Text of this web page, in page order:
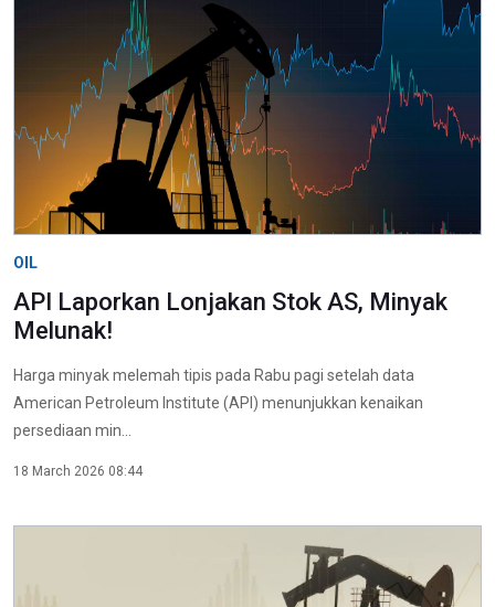
OIL
API Laporkan Lonjakan Stok AS, Minyak
Melunak!
Harga minyak melemah tipis pada Rabu pagi setelah data
American Petroleum Institute (API) menunjukkan kenaikan
persediaan min...
18 March 2026 08:44